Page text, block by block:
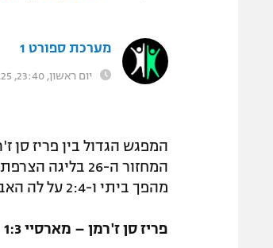
מערכת ספורט 1
יום ראשון, 23:40, 16.03.25
המפגש הגדול בין פריז
מהפך ביתי ו-2:4 על לה האבר. המשחק בין מונפלייה לסנט אטיין פוצץ.
פריז סן ז'רמן – מארסיי 1:3